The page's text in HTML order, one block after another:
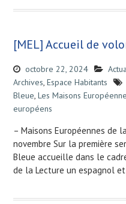
[MEL] Accueil de
octobre 22, 2024
Archives, Espace Habitants
Bleue, Les Maisons
européens
– Maisons Européennes de
novembre Sur la première
Bleue accueille dans le
de la Lecture un espagnol